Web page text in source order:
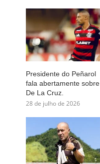
Presidente do Peñarol
fala abertamente sobre
De La Cruz.
28 de julho de 2026